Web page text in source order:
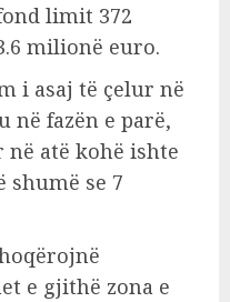
limit 372
milionë euro.
i asaj të çelur në
në fazën e parë,
atë kohë ishte
shumë se 7
e gjithë zona e